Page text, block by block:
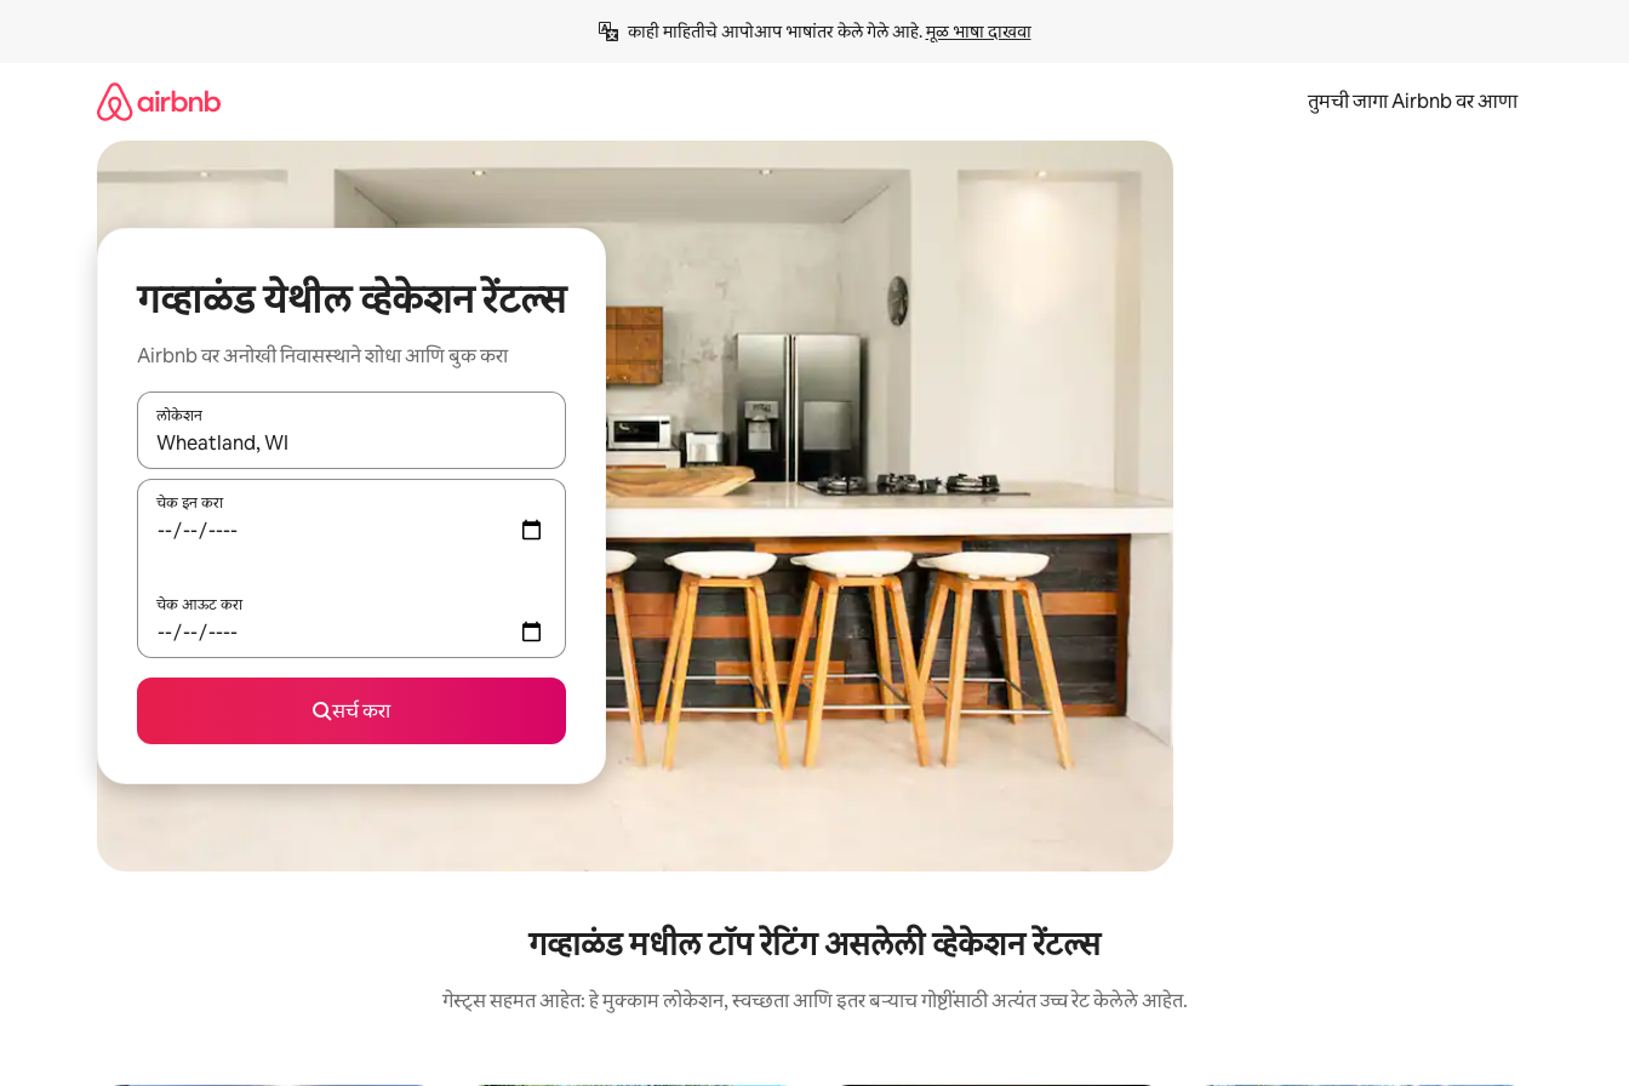
काही माहितीचे आपोआप भाषांतर केले गेले आहे. मूळ भाषा दाखवा
तुमची जागा Airbnb वर आणा
गव्हाळंड येथील व्हेकेशन रेंटल्स
Airbnb वर अनोखी निवासस्थाने शोधा आणि बुक करा
लोकेशन
जेव्हा परिणाम उपलब्ध असतील, तेव्हा वरच्या आणि खाली बाणांच्या किजसह नेव्हिगेट करा किंवा स्पर्शाने स्वाइप जेश्चर्स वापरून एक्सप्लोर करा.
चेक इन करा
चेक आऊट करा
सर्च करा
गव्हाळंड मधील टॉप रेटिंग असलेली व्हेकेशन रेंटल्स
गेस्ट्स सहमत आहेत: हे मुक्काम लोकेशन, स्वच्छता आणि इतर बऱ्याच गोष्टींसाठी अत्यंत उच्च रेट केलेले आहेत.